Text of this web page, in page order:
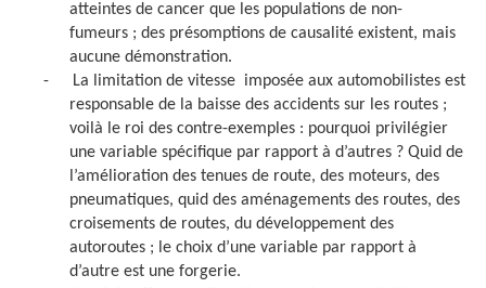
atteintes de cancer que les populations de non-
fumeurs ; des présomptions de causalité existent, mais
aucune démonstration.
-
La limitation de vitesse imposée aux automobilistes est
responsable de la baisse des accidents sur les routes ;
voilà le roi des contre-exemples : pourquoi privilégier
une variable spécifique par rapport à d’autres ? Quid de
l’amélioration des tenues de route, des moteurs, des
pneumatiques, quid des aménagements des routes, des
croisements de routes, du développement des
autoroutes ; le choix d’une variable par rapport à
d’autre est une forgerie.